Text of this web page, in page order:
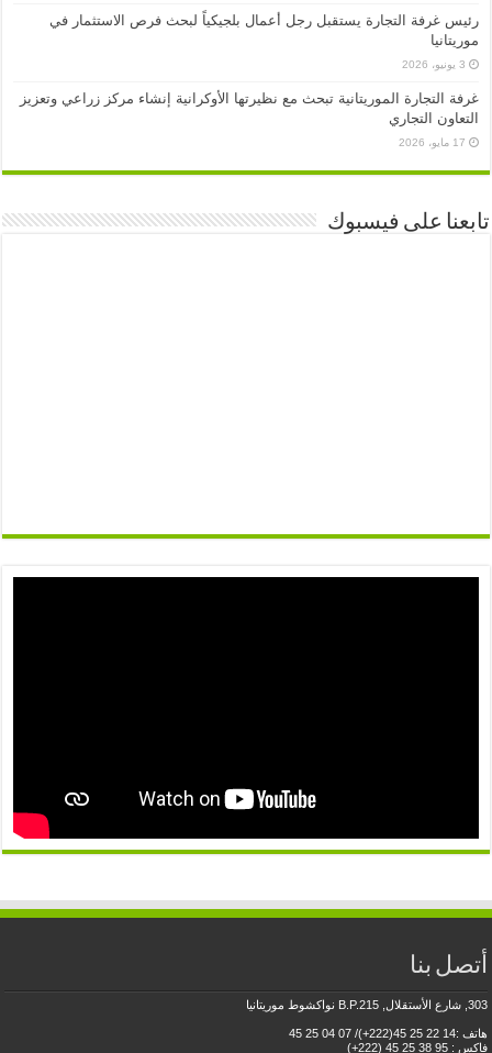
رئيس غرفة التجارة يستقبل رجل أعمال بلجيكياً لبحث فرص الاستثمار في
موريتانيا
3 يونيو، 2026
غرفة التجارة الموريتانية تبحث مع نظيرتها الأوكرانية إنشاء مركز زراعي وتعزيز
التعاون التجاري
17 مايو، 2026
تابعنا على فيسبوك
أتصل بنا
303, شارع الأستقلال, B.P.215 نواكشوط موريتانيا
هاتف :14 22 25 45(222+)/ 07 04 25 45
فاكس : 95 38 25 45 (222+)